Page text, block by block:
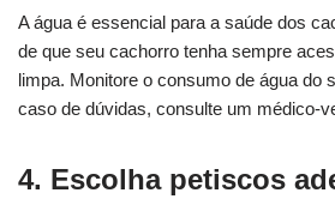
A água é essencial para a saúde dos
de que seu cachorro tenha sempre
limpa. Monitore o consumo de água do
caso de dúvidas, consulte um médico-
4. Escolha petiscos